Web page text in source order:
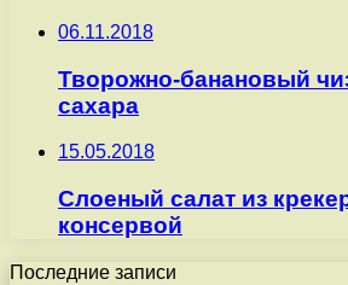
06.11.2018
Творожно-банановый
сахара
15.05.2018
Слоеный салат из
консервой
Последние записи